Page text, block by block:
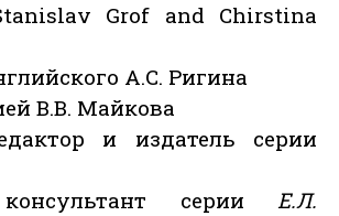
Grof and Chirstina
А.С. Ригина
В.В. Майкова
и издатель серии
серии Е.Л.